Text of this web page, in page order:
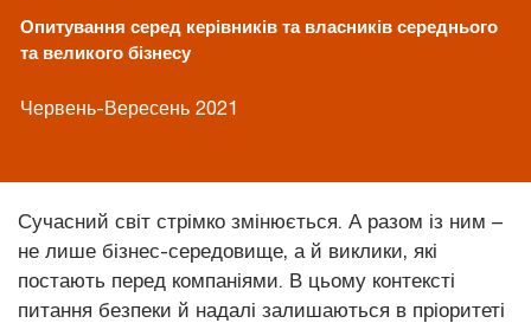
Опитування серед керівників та власників середнього
та великого бізнесу
Червень-Вересень 2021
Сучасний світ стрімко змінюється. А разом із ним –
не лише бізнес-середовище, а й виклики, які
постають перед компаніями. В цьому контексті
питання безпеки й надалі залишаються в пріоритеті